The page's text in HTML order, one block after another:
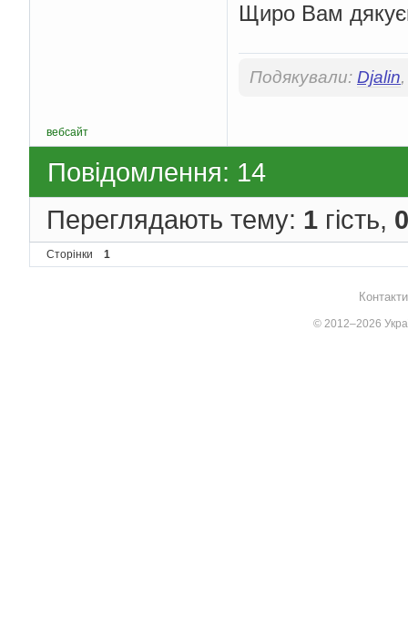
Щиро Вам
Подякували: Djalin
вебсайт
Повідомлення: 14
Переглядають тему: 1 гість, 0
Сторінки 1
© 2012–2026